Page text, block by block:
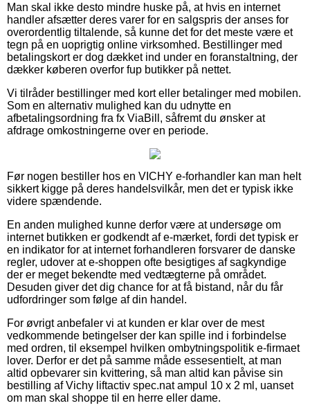
Man skal ikke desto mindre huske på, at hvis en internet
handler afsætter deres varer for en salgspris der anses for
overordentlig tiltalende, så kunne det for det meste være et
tegn på en uoprigtig online virksomhed. Bestillinger med
betalingskort er dog dækket ind under en foranstaltning, der
dækker køberen overfor fup butikker på nettet.
Vi tilråder bestillinger med kort eller betalinger med mobilen.
Som en alternativ mulighed kan du udnytte en
afbetalingsordning fra fx ViaBill, såfremt du ønsker at
afdrage omkostningerne over en periode.
Før nogen bestiller hos en VICHY e-forhandler kan man helt
sikkert kigge på deres handelsvilkår, men det er typisk ikke
videre spændende.
En anden mulighed kunne derfor være at undersøge om
internet butikken er godkendt af e-mærket, fordi det typisk er
en indikator for at internet forhandleren forsvarer de danske
regler, udover at e-shoppen ofte besigtiges af sagkyndige
der er meget bekendte med vedtægterne på området.
Desuden giver det dig chance for at få bistand, når du får
udfordringer som følge af din handel.
For øvrigt anbefaler vi at kunden er klar over de mest
vedkommende betingelser der kan spille ind i forbindelse
med ordren, til eksempel hvilken ombytningspolitik e-firmaet
lover. Derfor er det på samme måde essesentielt, at man
altid opbevarer sin kvittering, så man altid kan påvise sin
bestilling af Vichy liftactiv spec.nat ampul 10 x 2 ml, uanset
om man skal shoppe til en herre eller dame.